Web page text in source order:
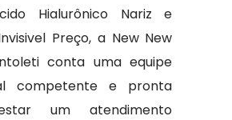
Hialurônico Nariz e
Preço, a New New
conta uma equipe
competente e pronta
um atendimento